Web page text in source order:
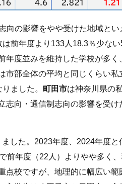
向の影響をやや受けた地域とい
前年度より133人18.3％少ない
年度並みを維持した学校が多く
市部全体の平均と同じくらい私
ました。 町田市は神奈川県の
志向・通信制志向の影響を受け
した。2023年度、2024年度と
前年度（22人）よりやや多く
点校ですが、地理的に幅広い範